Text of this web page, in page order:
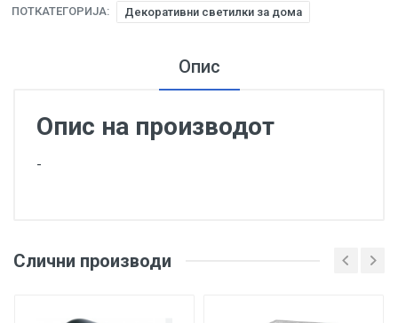
ПОТКАТЕГОРИЈА: Декоративни светилки за дома
Опис
Опис на производот
-
Слични производи